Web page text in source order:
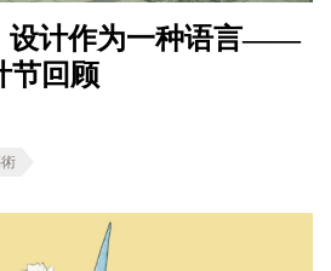
设计作为一种语言——
节回顾